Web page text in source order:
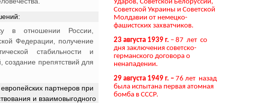
в отношении России,
Федерации, получение
стабильности и
создание препятствий для
партнеров при
и взаимовыгодного
Ударов, Советской Белоруссии,
Советской Украины и Советской
Молдавии от немецко-
фашистских захватчиков.
23 августа 1939 г. – 87 лет со
дня заключения советско-
германского договора о
ненападении.
29 августа 1949 г. – 76 лет назад
была испытана первая атомная
бомба в СССР.